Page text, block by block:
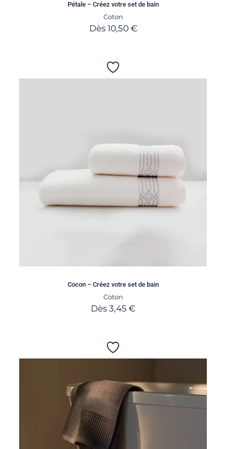
Pétale – Créez votre set de bain
Coton
Dès 10,50 €
Cocon – Créez votre set de bain
Coton
Dès 3,45 €